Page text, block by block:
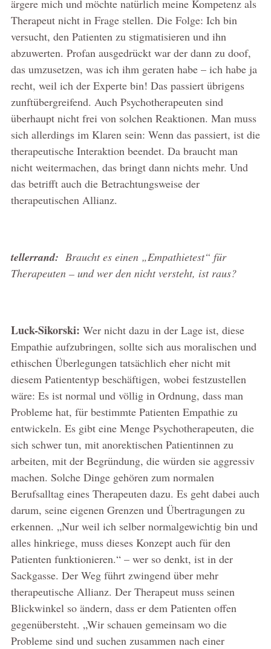
ärgere mich und möchte natürlich meine Kompetenz als
Therapeut nicht in Frage stellen. Die Folge: Ich bin
versucht, den Patienten zu stigmatisieren und ihn
abzuwerten. Profan ausgedrückt war der dann zu doof,
das umzusetzen, was ich ihm geraten habe – ich habe ja
recht, weil ich der Experte bin! Das passiert übrigens
zunftübergreifend. Auch Psychotherapeuten sind
überhaupt nicht frei von solchen Reaktionen. Man muss
sich allerdings im Klaren sein: Wenn das passiert, ist die
therapeutische Interaktion beendet. Da braucht man
nicht weitermachen, das bringt dann nichts mehr. Und
das betrifft auch die Betrachtungsweise der
therapeutischen Allianz.
tellerrand: Braucht es einen „Empathietest“ für
Therapeuten – und wer den nicht versteht, ist raus?
Luck-Sikorski: Wer nicht dazu in der Lage ist, diese
Empathie aufzubringen, sollte sich aus moralischen und
ethischen Überlegungen tatsächlich eher nicht mit
diesem Patiententyp beschäftigen, wobei festzustellen
wäre: Es ist normal und völlig in Ordnung, dass man
Probleme hat, für bestimmte Patienten Empathie zu
entwickeln. Es gibt eine Menge Psychotherapeuten, die
sich schwer tun, mit anorektischen Patientinnen zu
arbeiten, mit der Begründung, die würden sie aggressiv
machen. Solche Dinge gehören zum normalen
Berufsalltag eines Therapeuten dazu. Es geht dabei auch
darum, seine eigenen Grenzen und Übertragungen zu
erkennen. „Nur weil ich selber normalgewichtig bin und
alles hinkriege, muss dieses Konzept auch für den
Patienten funktionieren.“ – wer so denkt, ist in der
Sackgasse. Der Weg führt zwingend über mehr
therapeutische Allianz. Der Therapeut muss seinen
Blickwinkel so ändern, dass er dem Patienten offen
gegenübersteht. „Wir schauen gemeinsam wo die
Probleme sind und suchen zusammen nach einer